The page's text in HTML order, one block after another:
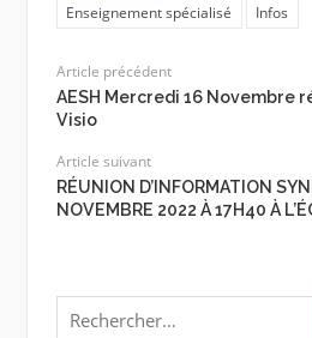
Enseignement spécialisé
Infos
Article précédent
AESH Mercredi 16 Novembre
Visio
Article suivant
RÉUNION D’INFORMATION
NOVEMBRE 2022 À 17H40 À
Rechercher :